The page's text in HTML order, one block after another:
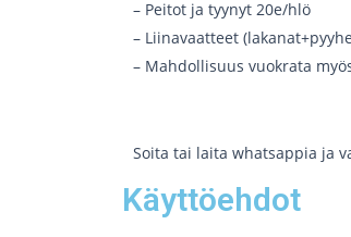
– Peitot ja tyynyt 20e/hlö
– Liinavaatteet
– Mahdollisuus vuokrata
Soita tai laita whatsappia ja
Käyttöehdot